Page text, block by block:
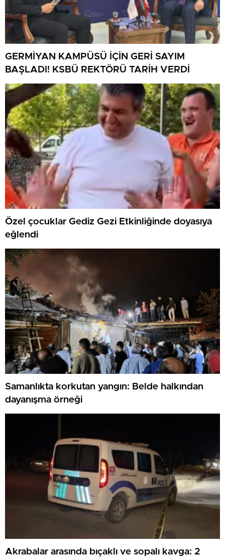
GERMİYAN KAMPÜSÜ İÇİN GERİ SAYIM
BAŞLADI! KSBÜ REKTÖRÜ TARİH VERDİ
Özel çocuklar Gediz Gezi Etkinliğinde doyasıya
eğlendi
Samanlıkta korkutan yangın: Belde halkından
dayanışma örneği
Akrabalar arasında bıçaklı ve sopalı kavga: 2